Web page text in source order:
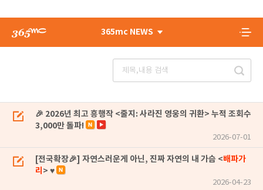
365mc NEWS
🎉 2026년 최고 흥행작 <줄지: 사라진 영웅의 귀환> 누적 조회수
3,000만 돌파!
2026-07-01
[전국확장🎉] 자연스러운게 아닌, 진짜 자연의 내 가슴 <배파가
리 > ♥
2026-04-23